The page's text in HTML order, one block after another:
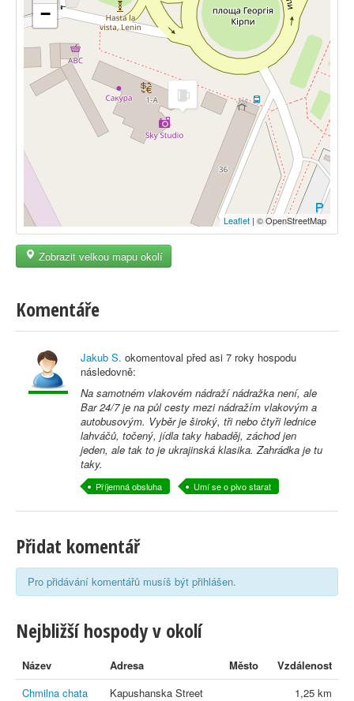
−
Leaflet | © OpenStreetMap
Zobrazit velkou mapu okolí
Komentáře
Jakub S. okomentoval před asi 7 roky hospodu
následovně:
Na samotném vlakovém nádraží nádražka není, ale
Bar 24/7 je na půl cesty mezi nádražím vlakovým a
autobusovým. Vyběr je široký, tři nebo čtyři lednice
lahváčů, točený, jídla taky habaděj, záchod jen
jeden, ale tak to je ukrajinská klasika. Zahrádka je tu
taky.
Příjemná obsluha Umí se o pivo starat
Přidat komentář
Pro přidávání komentářů musíš být přihlášen.
Nejbližší hospody v okolí
Název Adresa Město
Vzdálenost
Chmilna chata
Kapushanska Street
1,25 km